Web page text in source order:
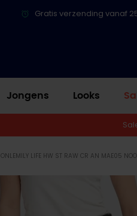
Gratis verzending vanaf
Jongens Looks
ONLEMILY LIFE HW ST RAW CR AN MAE05